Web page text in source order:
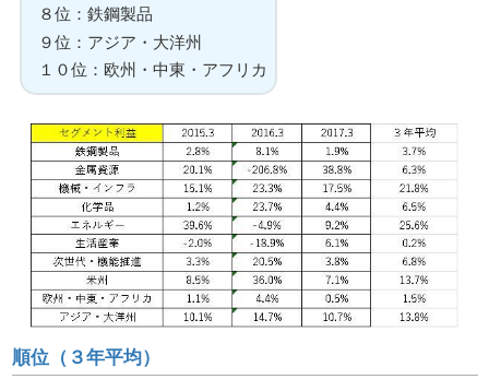
８位：鉄鋼製品
９位：アジア・大洋州
１０位：欧州・中東・アフリカ
順位（３年平均）